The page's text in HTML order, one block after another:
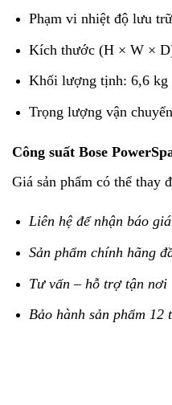
Phạm vi nhiệt độ lưu
Kích thước (H × W ×
Khối lượng tịnh: 6,6 kg
Trọng lượng vận
Công suất Bose
Giá sản phẩm có thể thay
Liên hệ để nhận báo
Sản phẩm chính hãng
Tư vấn – hỗ trợ tận nơi
Bảo hành sản phẩm 12